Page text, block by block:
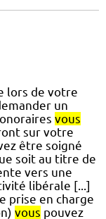
lors de votre
un
vous
sur votre
être soigné
soit au titre de
vers une
libérale [...]
prise en charge
vous pouvez